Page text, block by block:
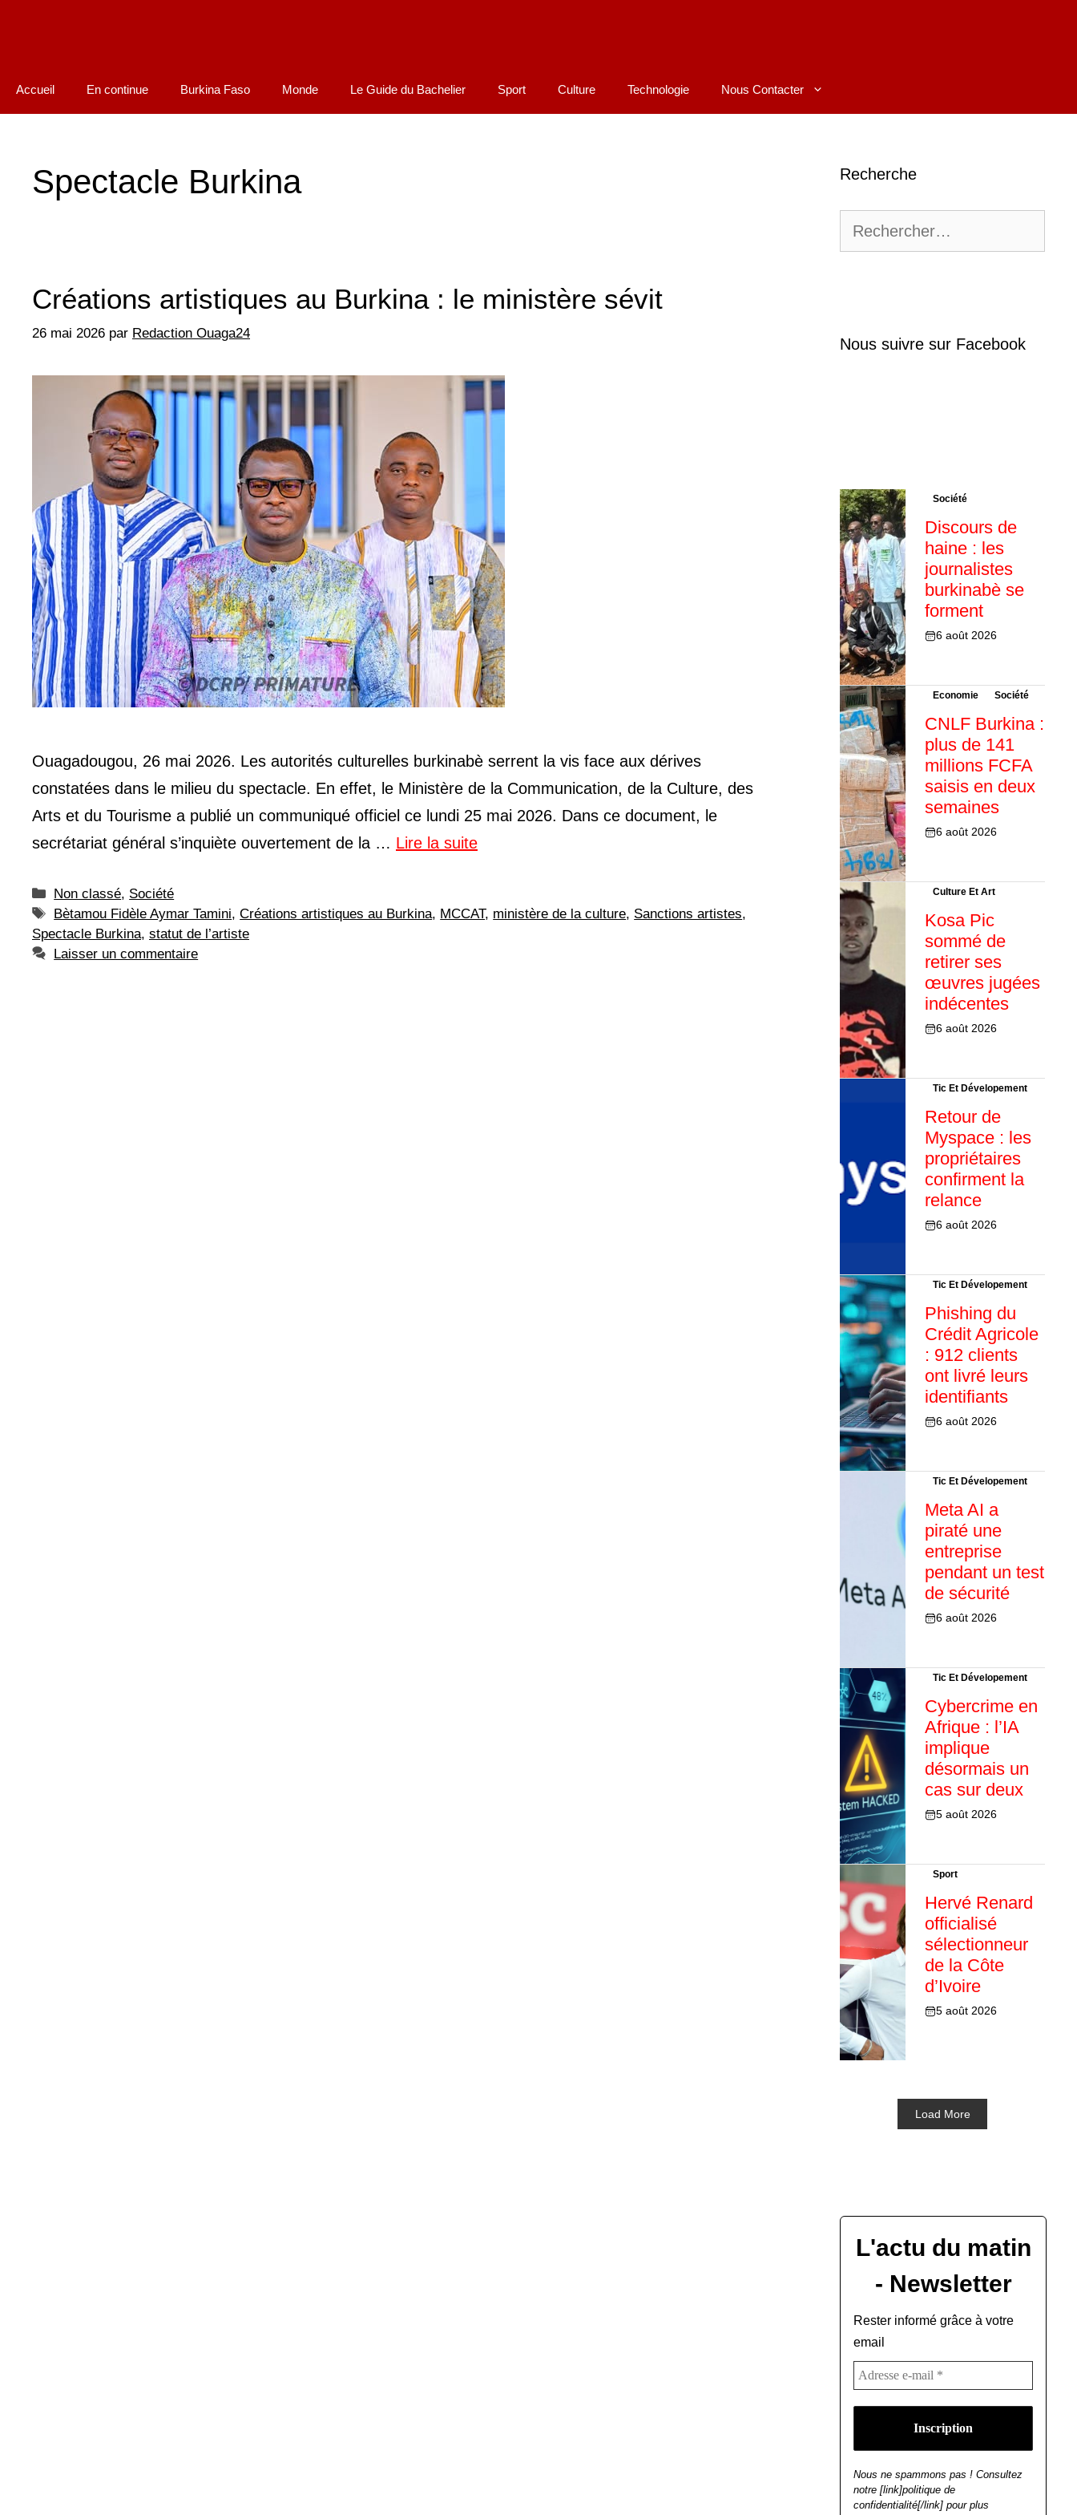
Accueil En continue Burkina Faso Monde Le Guide du Bachelier Sport Culture Technologie Nous Contacter
Spectacle Burkina
Créations artistiques au Burkina : le ministère sévit
26 mai 2026 par Redaction Ouaga24
Ouagadougou, 26 mai 2026. Les autorités culturelles burkinabè serrent la vis face aux dérives
constatées dans le milieu du spectacle. En effet, le Ministère de la Communication, de la Culture, des
Arts et du Tourisme a publié un communiqué officiel ce lundi 25 mai 2026. Dans ce document, le
secrétariat général s’inquiète ouvertement de la … Lire la suite
Catégories
Non classé, Société
Étiquettes
Bètamou Fidèle Aymar Tamini,Créations artistiques au Burkina, MCCAT, ministère de la culture, Sanctions artistes,
Spectacle Burkina, statut de l’artiste
Laisser un commentaire
Recherche
Nous suivre sur Facebook
Société
Discours de
haine : les
journalistes
burkinabè se
forment
6 août 2026
Economie Société
CNLF Burkina :
plus de 141
millions FCFA
saisis en deux
semaines
6 août 2026
Culture Et Art
Kosa Pic
sommé de
retirer ses
œuvres jugées
indécentes
6 août 2026
Tic Et Dévelopement
Retour de
Myspace : les
propriétaires
confirment la
relance
6 août 2026
Tic Et Dévelopement
Phishing du
Crédit Agricole
: 912 clients
ont livré leurs
identifiants
6 août 2026
Tic Et Dévelopement
Meta AI a
piraté une
entreprise
pendant un test
de sécurité
6 août 2026
Tic Et Dévelopement
Cybercrime en
Afrique : l’IA
implique
désormais un
cas sur deux
5 août 2026
Sport
Hervé Renard
officialisé
sélectionneur
de la Côte
d’Ivoire
5 août 2026
Load More
L'actu du matin
- Newsletter
Rester informé grâce à votre
email
Nous ne spammons pas ! Consultez
notre [link]politique de
confidentialité[/link] pour plus